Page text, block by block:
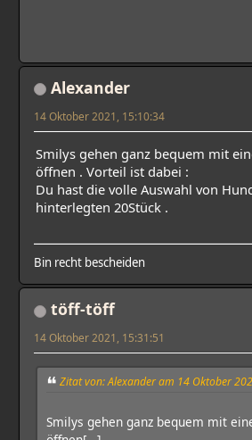
Alexander
14 Oktober 2021, 15:10:34
Smilys gehen ganz bequem mit
öffnen . Vorteil ist dabei :
Du hast die volle Auswahl von
hinterlegten 20Stück .
Bin recht bescheiden
töff-töff
14 Oktober 2021, 15:31:51
Zitat von: Alexander am 14 Oktober
Smilys gehen ganz bequem mit